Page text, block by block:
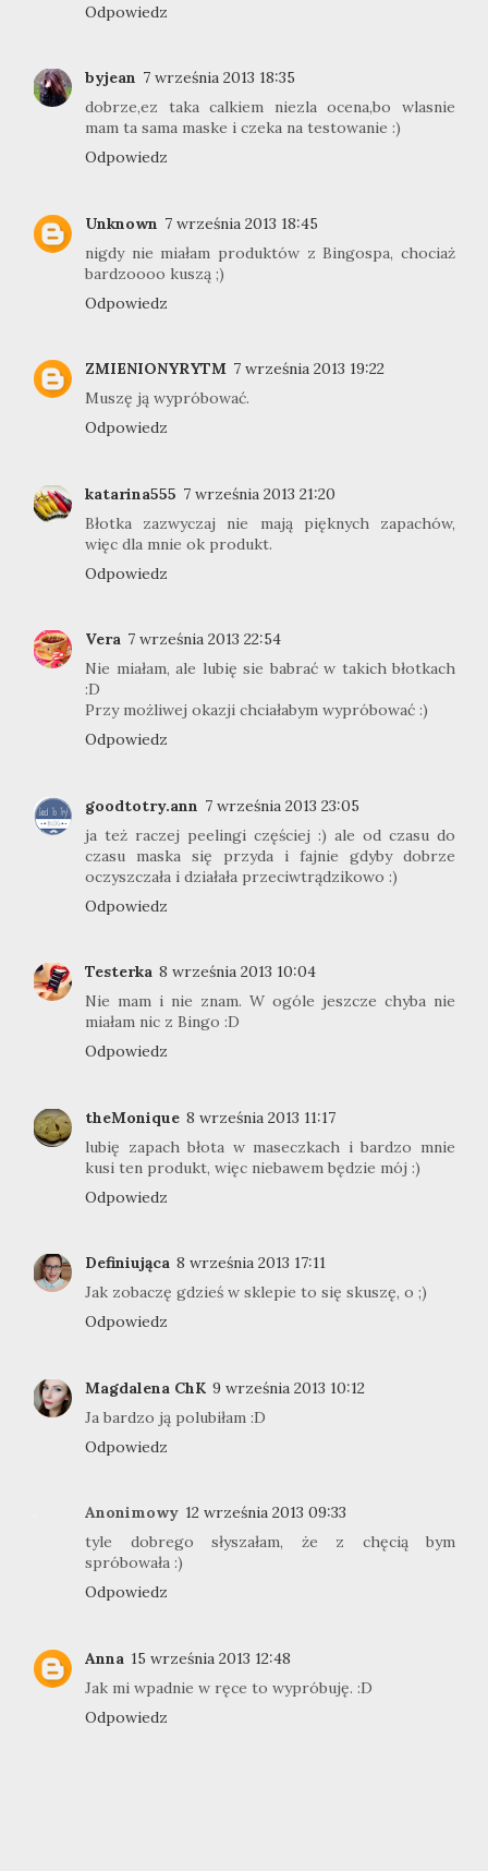
Odpowiedz
byjean 7 września 2013 18:35
dobrze,ez taka calkiem niezla ocena,bo wlasnie
mam ta sama maske i czeka na testowanie :)
Odpowiedz
Unknown 7 września 2013 18:45
nigdy nie miałam produktów z Bingospa, chociaż
bardzoooo kuszą ;)
Odpowiedz
ZMIENIONYRYTM 7 września 2013 19:22
Muszę ją wypróbować.
Odpowiedz
katarina555 7 września 2013 21:20
Błotka zazwyczaj nie mają pięknych zapachów,
więc dla mnie ok produkt.
Odpowiedz
Vera 7 września 2013 22:54
Nie miałam, ale lubię sie babrać w takich błotkach
:D
Przy możliwej okazji chciałabym wypróbować :)
Odpowiedz
goodtotry.ann 7 września 2013 23:05
ja też raczej peelingi częściej :) ale od czasu do
czasu maska się przyda i fajnie gdyby dobrze
oczyszczała i działała przeciwtrądzikowo :)
Odpowiedz
Testerka 8 września 2013 10:04
Nie mam i nie znam. W ogóle jeszcze chyba nie
miałam nic z Bingo :D
Odpowiedz
theMonique 8 września 2013 11:17
lubię zapach błota w maseczkach i bardzo mnie
kusi ten produkt, więc niebawem będzie mój :)
Odpowiedz
Definiująca 8 września 2013 17:11
Jak zobaczę gdzieś w sklepie to się skuszę, o ;)
Odpowiedz
Magdalena ChK 9 września 2013 10:12
Ja bardzo ją polubiłam :D
Odpowiedz
Anonimowy 12 września 2013 09:33
tyle dobrego słyszałam, że z chęcią bym
spróbowała :)
Odpowiedz
Anna 15 września 2013 12:48
Jak mi wpadnie w ręce to wypróbuję. :D
Odpowiedz